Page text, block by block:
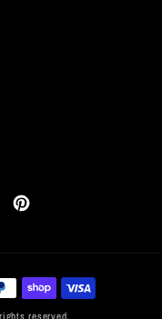
Pinterest